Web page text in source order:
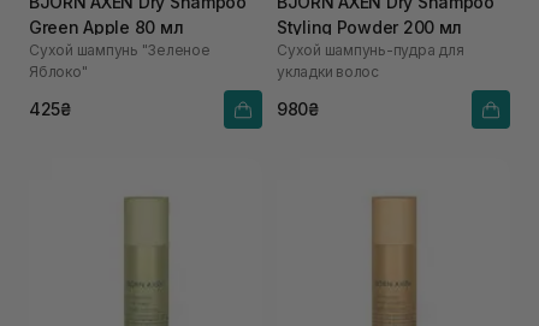
Green Apple 80 мл
Сухой шампунь "Зеленое
Яблоко"
425₴
Styling Powder 200 мл
Сухой шампунь-пудра для
укладки волос
980₴